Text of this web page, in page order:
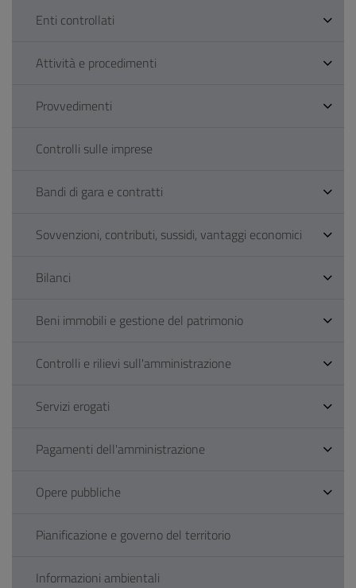
Enti controllati
Attività e procedimenti
Provvedimenti
Controlli sulle imprese
Bandi di gara e contratti
Sovvenzioni, contributi, sussidi, vantaggi economici
Bilanci
Beni immobili e gestione del patrimonio
Controlli e rilievi sull'amministrazione
Servizi erogati
Pagamenti dell'amministrazione
Opere pubbliche
Pianificazione e governo del territorio
Informazioni ambientali